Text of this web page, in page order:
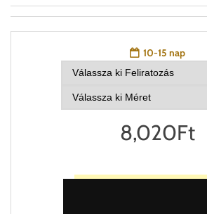
10-15 nap
8,020Ft